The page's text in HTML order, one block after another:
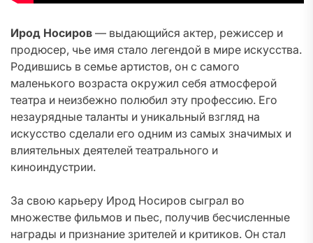
Ирод Носиров — выдающийся актер, режиссер и
продюсер, чье имя стало легендой в мире искусства.
Родившись в семье артистов, он с самого
маленького возраста окружил себя атмосферой
театра и неизбежно полюбил эту профессию. Его
незаурядные таланты и уникальный взгляд на
искусство сделали его одним из самых значимых и
влиятельных деятелей театрального и
киноиндустрии.
За свою карьеру Ирод Носиров сыграл во
множестве фильмов и пьес, получив бесчисленные
награды и признание зрителей и критиков. Он стал